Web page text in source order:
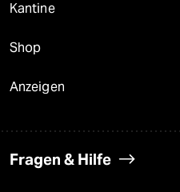
Kantine
Shop
Anzeigen
Fragen & Hilfe